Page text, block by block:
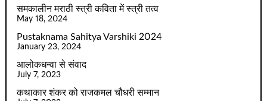
समकालीन मराठी स्त्री कविता में स्त्री तत्व
May 18, 2024
Pustaknama Sahitya Varshiki 2024
January 23, 2024
आलोकधन्वा से संवाद
July 7, 2023
कथाकार शंकर को राजकमल चौधरी सम्मान